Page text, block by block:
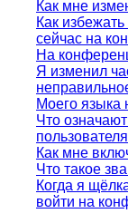
Как мне
Как
сейчас на
На
Я изменил
Моего языка
Что
Как мне
Что такое
Когда я
войти на